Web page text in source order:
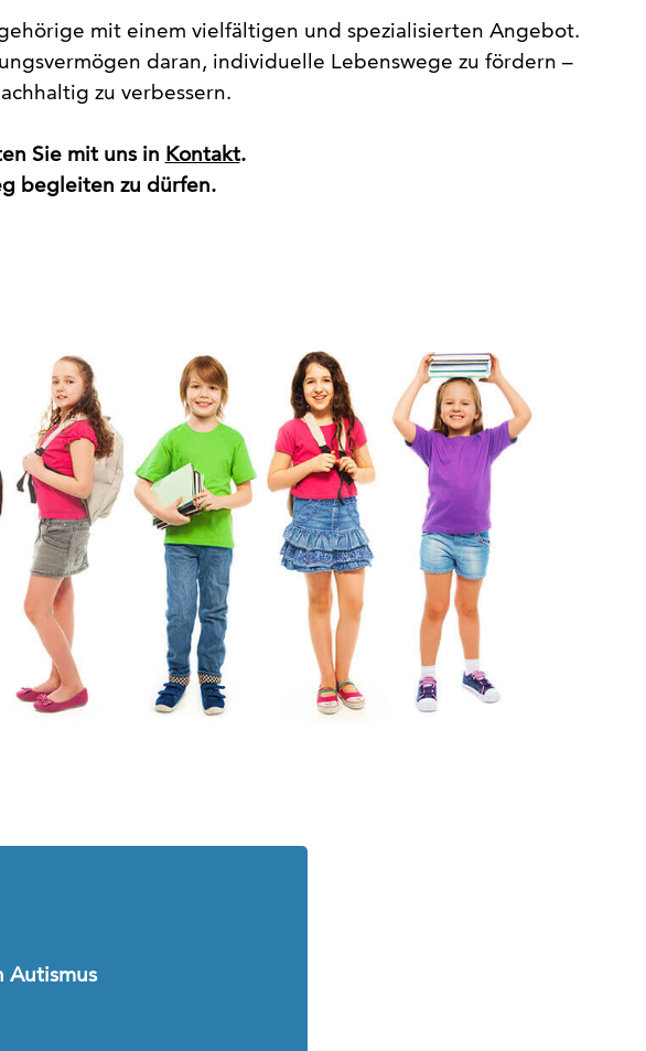
mit einem vielfältigen und spezialisierten Angebot.
daran, individuelle Lebenswege zu fördern –
zu verbessern.
Sie mit uns in Kontakt.
begleiten zu dürfen.
Autismus